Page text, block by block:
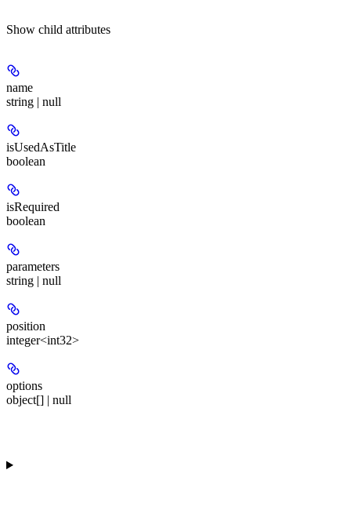
Show child attributes
name
string | null
isUsedAsTitle
boolean
isRequired
boolean
parameters
string | null
position
integer<int32>
options
object[] | null